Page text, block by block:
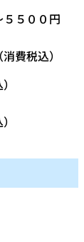
５００円
費税込）